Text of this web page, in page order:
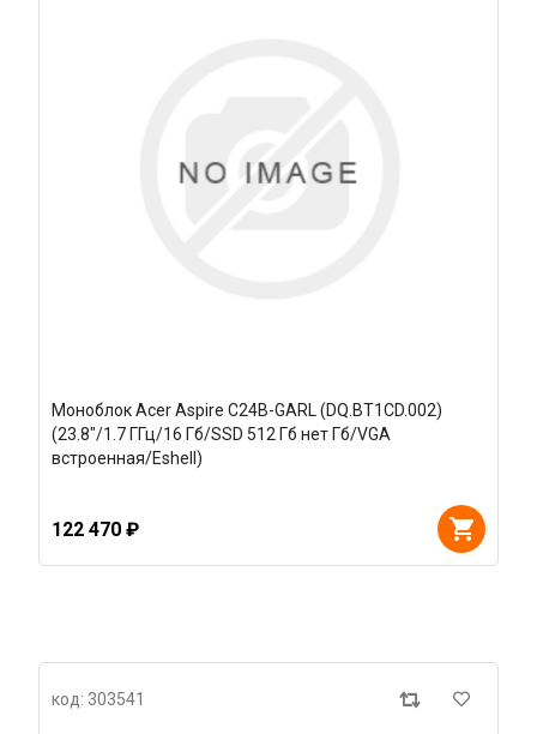
Моноблок Acer Aspire C24B-GARL (DQ.BT1CD.002)
(23.8"/1.7 ГГц/16 Гб/SSD 512 Гб нет Гб/VGA
встроенная/Eshell)
122 470 ₽
код: 303541